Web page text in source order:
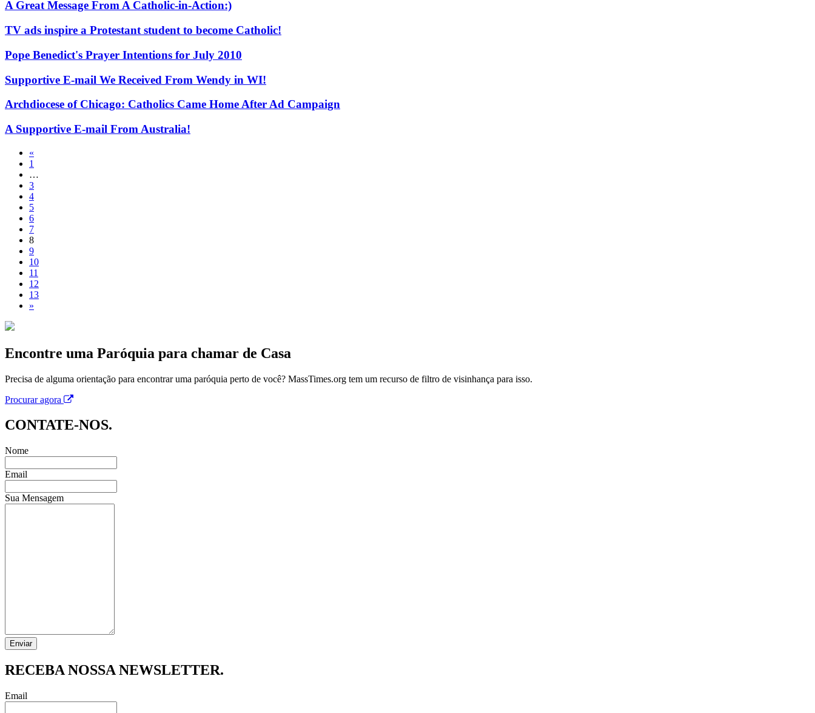
A Great Message From A Catholic-in-Action:)
TV ads inspire a Protestant student to become Catholic!
Pope Benedict's Prayer Intentions for July 2010
Supportive E-mail We Received From Wendy in WI!
Archdiocese of Chicago: Catholics Came Home After Ad Campaign
A Supportive E-mail From Australia!
«
1
…
3
4
5
6
7
8
9
10
11
12
13
»
Encontre uma Paróquia para chamar de Casa
Precisa de alguma orientação para encontrar uma paróquia perto de você? MassTimes.org tem um recurso de filtro de visinhança para isso.
Procurar agora
CONTATE-NOS.
Nome
Email
Sua Mensagem
RECEBA NOSSA NEWSLETTER.
Email